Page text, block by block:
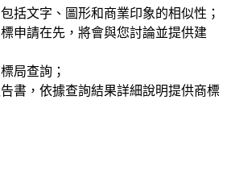
括文字、圖形和商業印象的相似性；
申請在先，將會與您討論並提供建
局查詢；
書，依據查詢結果詳細說明提供商標